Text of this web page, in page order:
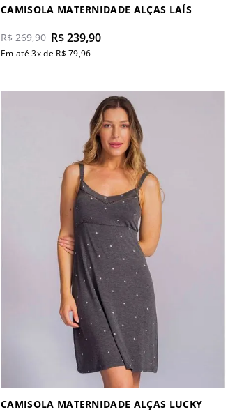
CAMISOLA MATERNIDADE ALÇAS LAÍS
R$ 269,90 R$239,90
Em até3x de R$ 79,96
CAMISOLA MATERNIDADE ALÇAS LUCKY